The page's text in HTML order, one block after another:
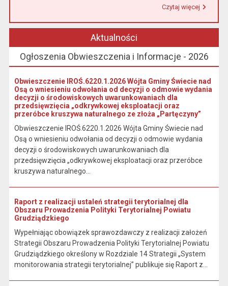
Czytaj więcej
Aktualności
Ogłoszenia Obwieszczenia i Informacje - 2026
Obwieszczenie IROŚ.6220.1.2026 Wójta Gminy Świecie nad
Osą o wniesieniu odwołania od decyzji o odmowie wydania
decyzji o środowiskowych uwarunkowaniach dla
przedsięwzięcia „odkrywkowej eksploatacji oraz
przeróbce kruszywa naturalnego ze złoża „Partęczyny”
Obwieszczenie IROŚ.6220.1.2026 Wójta Gminy Świecie nad
Osą o wniesieniu odwołania od decyzji o odmowie wydania
decyzji o środowiskowych uwarunkowaniach dla
przedsięwzięcia „odkrywkowej eksploatacji oraz przeróbce
kruszywa naturalnego...
Raport z realizacji ustaleń strategii terytorialnej dla
Obszaru Prowadzenia Polityki Terytorialnej Powiatu
Grudziądzkiego
Wypełniając obowiązek sprawozdawczy z realizacji założeń
Strategii Obszaru Prowadzenia Polityki Terytorialnej Powiatu
Grudziądzkiego określony w Rozdziale 14 Strategii „System
monitorowania strategii terytorialnej” publikuje się Raport z...